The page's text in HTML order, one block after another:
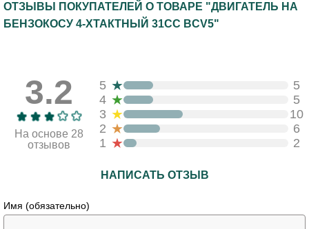
ОТЗЫВЫ ПОКУПАТЕЛЕЙ О ТОВАРЕ "ДВИГАТЕЛЬ НА
БЕНЗОКОСУ 4-ХТАКТНЫЙ 31СС BCV5"
3.2
На основе 28
отзывов
5 ★
5
4 ★
5
3 ★
10
2 ★
6
1 ★ 2
НАПИСАТЬ ОТЗЫВ
Имя (обязательно)